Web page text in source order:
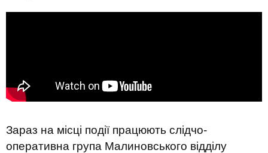
Зараз на місці події працюють слідчо-
оперативна група Малиновського відділу